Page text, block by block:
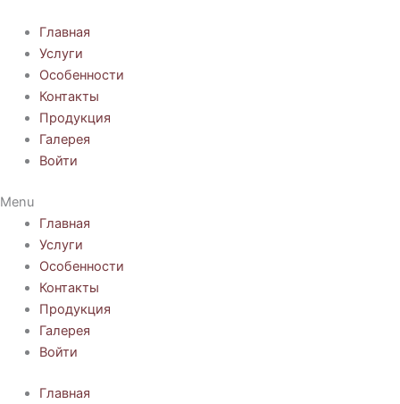
содержимому
Главная
Услуги
Особенности
Контакты
Продукция
Галерея
Войти
Menu
Главная
Услуги
Особенности
Контакты
Продукция
Галерея
Войти
Главная